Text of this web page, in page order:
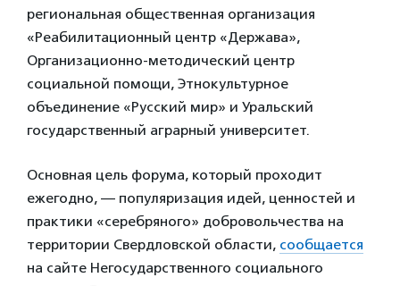
региональная общественная организация
«Реабилитационный центр «Держава»,
Организационно-методический центр
социальной помощи, Этнокультурное
объединение «Русский мир» и Уральский
государственный аграрный университет.
Основная цель форума, который проходит
ежегодно, — популяризация идей, ценностей и
практики «серебряного» добровольчества на
территории Свердловской области, сообщается
на сайте Негосударственного социального